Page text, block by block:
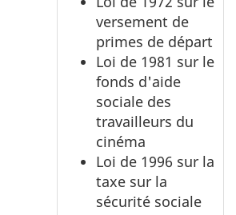
versement de
primes de départ
Loi de 1981 sur le
fonds d'aide
sociale des
travailleurs du
cinéma
Loi de 1996 sur la
taxe sur la
sécurité sociale